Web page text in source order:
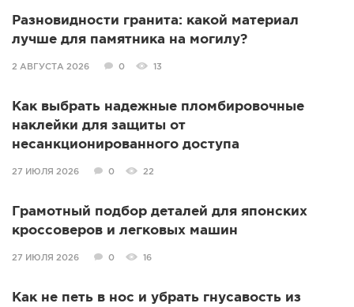
Разновидности гранита: какой материал
лучше для памятника на могилу?
2 АВГУСТА 2026 0 13
Как выбрать надежные пломбировочные
наклейки для защиты от
несанкционированного доступа
27 ИЮЛЯ 2026 0 22
Грамотный подбор деталей для японских
кроссоверов и легковых машин
27 ИЮЛЯ 2026 0 16
Как не петь в нос и убрать гнусавость из